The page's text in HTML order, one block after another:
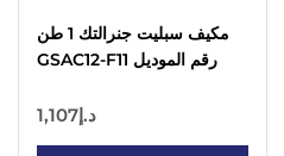
مكيف سبليت جنرالتك 1 طن
رقم الموديل GSAC12-F11
د.إ1,107